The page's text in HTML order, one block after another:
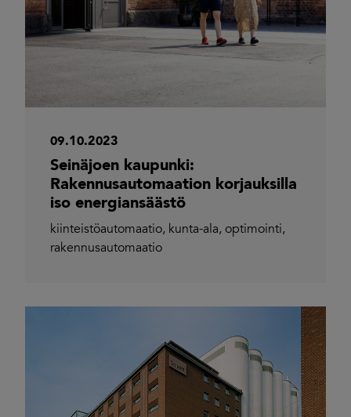
09.10.2023
Seinäjoen kaupunki:
Rakennusautomaation korjauksilla
iso energiansäästö
kiinteistöautomaatio, kunta-ala, optimointi,
rakennusautomaatio